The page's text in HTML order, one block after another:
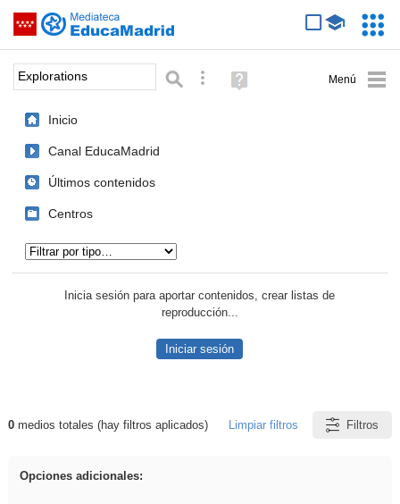
Saltar navegación
Palabra o frase: Búsqueda avanzada
Ayuda
(en
Inicio
Canal EducaMadrid
Últimos contenidos
Centros
Inicia sesión para aportar contenidos, crear listas de
reproducción...
Iniciar sesión
Resultados de: Explorations
0medios totales (hay filtros aplicados) Limpiar filtros Filtros
Opciones adicionales: